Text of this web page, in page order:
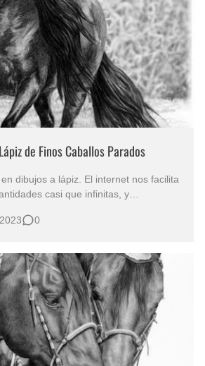
de Finos Caballos Parados
dibujos a lápiz. El internet nos facilita
casi que infinitas, y
de San Juan, Puerto Rico. ¡Los
…
0